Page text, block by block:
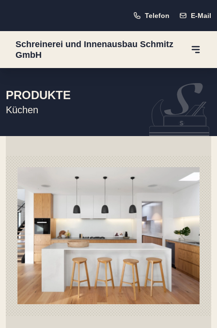
Telefon E-Mail
Schreinerei und Innenausbau Schmitz
GmbH
PRODUKTE
Küchen